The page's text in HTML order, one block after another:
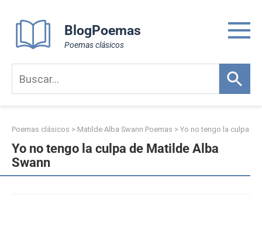
content
BlogPoemas
Poemas clásicos
Poemas clásicos > Matilde Alba Swann Poemas > Yo no tengo la culpa
Yo no tengo la culpa de Matilde Alba
Swann